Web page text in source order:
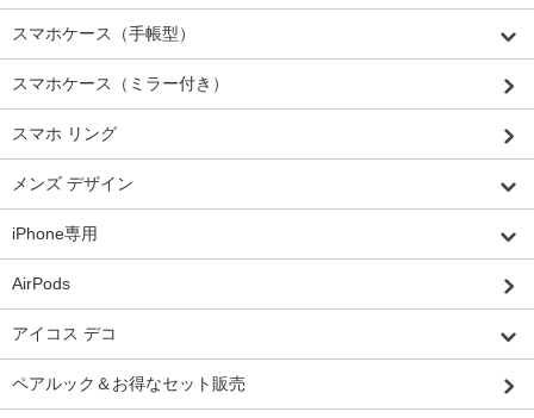
スマホケース（手帳型）
スマホケース（ミラー付き）
スマホ リング
メンズ デザイン
iPhone専用
AirPods
アイコス デコ
ペアルック＆お得なセット販売